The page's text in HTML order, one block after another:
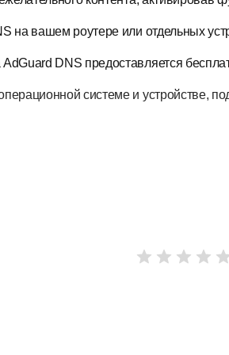
на вашем роутере или отдельных
DNS предоставляется
системе и устройстве,
обращается к DNS-серверу,